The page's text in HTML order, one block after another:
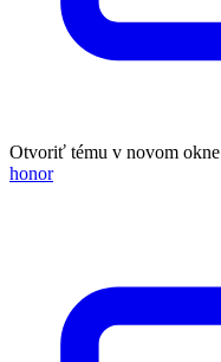
Otvoriť tému v novom okne
honor